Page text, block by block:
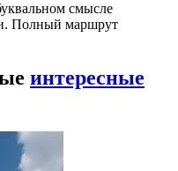
смысле
Полный маршрут
интересные